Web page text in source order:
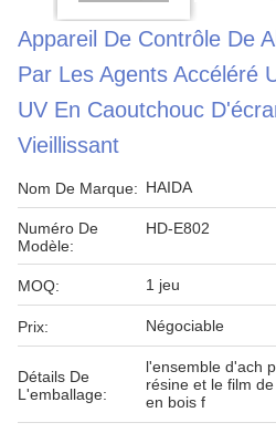
Appareil De Contrôle De
Par Les Agents Accéléré
UV En Caoutchouc
Vieillissant
Nom De Marque: HAIDA
Numéro De
Modèle:
HD-E802
MOQ: 1 jeu
Prix: Négociable
Détails De
L'emballage:
l'ensemble d'ach
résine et le film
en bois f